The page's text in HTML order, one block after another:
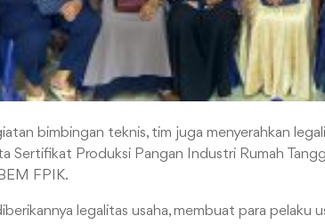
bimbingan teknis, tim juga menyerahkan
Sertifikat Produksi Pangan Industri Rumah
FPIK.
legalitas usaha, membuat para pelaku